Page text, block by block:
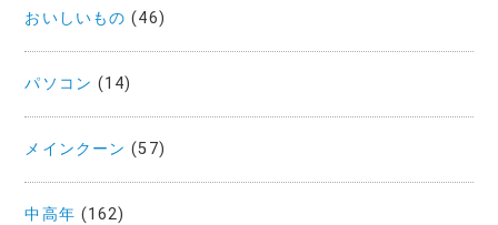
おいしいもの (46)
パソコン (14)
メインクーン (57)
中高年 (162)